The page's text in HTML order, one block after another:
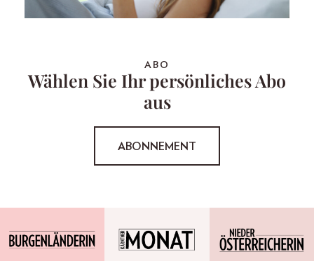
ABO
Wählen Sie Ihr persönliches Abo
aus
ABONNEMENT